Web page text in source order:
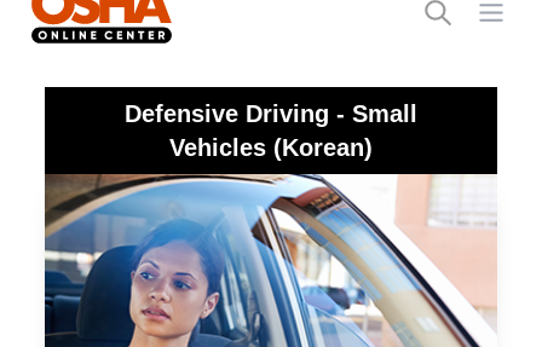
Open
Defensive Driving - Small
Vehicles (Korean)